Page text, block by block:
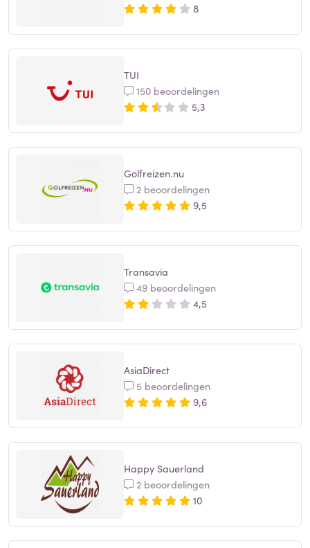
8
TUI
150 beoordelingen
5,3
Golfreizen.nu
2 beoordelingen
9,5
Transavia
49 beoordelingen
4,5
AsiaDirect
5 beoordelingen
9,6
Happy Sauerland
2 beoordelingen
10